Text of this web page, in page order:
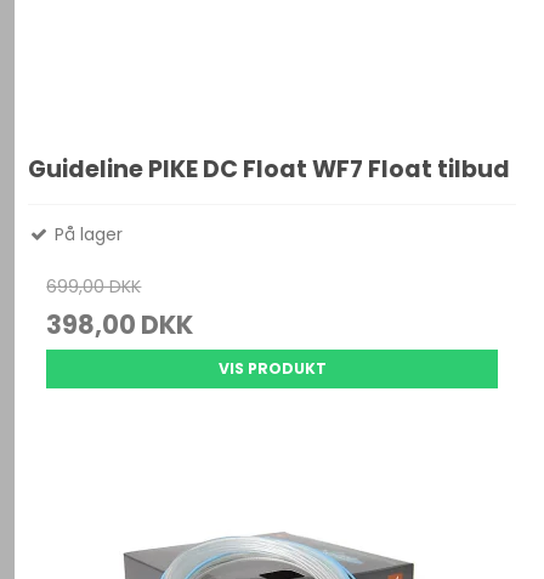
Guideline PIKE DC Float WF7 Float tilbud
På lager
699,00 DKK
398,00 DKK
VIS PRODUKT